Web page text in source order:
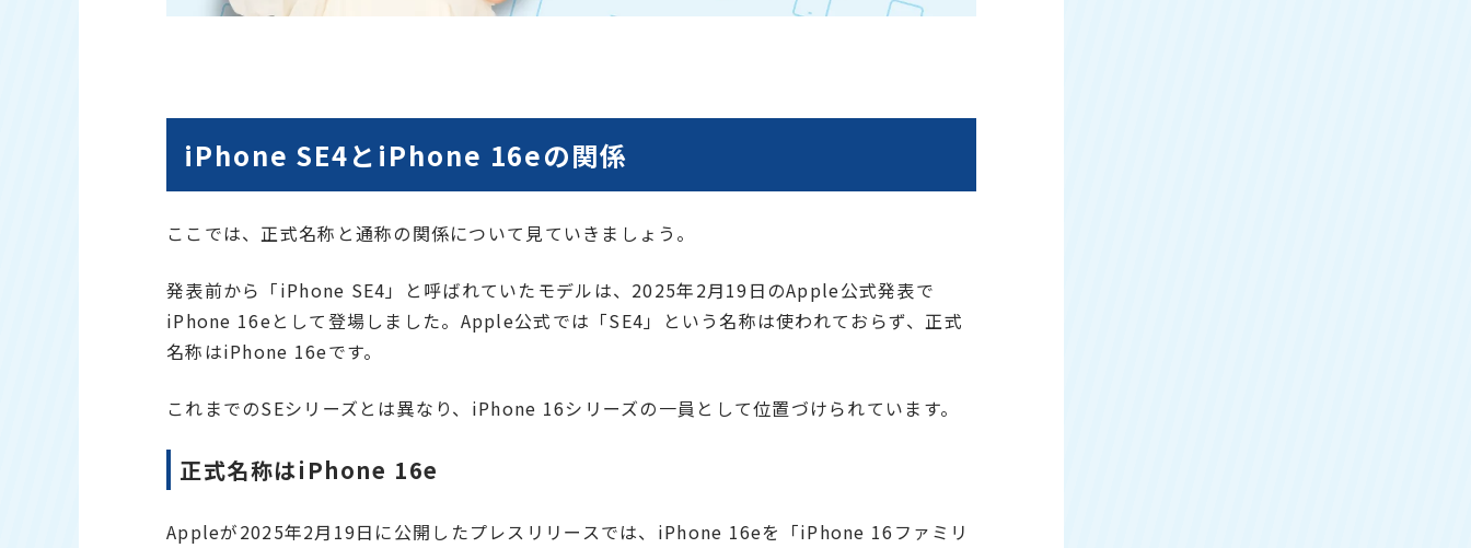
iPhone SE4とiPhone 16eの関係
ここでは、正式名称と通称の関係について見ていきましょう。
発表前から「iPhone SE4」と呼ばれていたモデルは、2025年2月19日のApple公式発表で
iPhone 16eとして登場しました。Apple公式では「SE4」という名称は使われておらず、正式
名称はiPhone 16eです。
これまでのSEシリーズとは異なり、iPhone 16シリーズの一員として位置づけられています。
正式名称はiPhone 16e
Appleが2025年2月19日に公開したプレスリリースでは、iPhone 16eを「iPhone 16ファミリ